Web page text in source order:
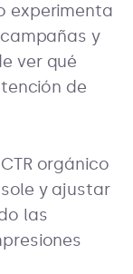
experimenta
y
ver qué
de
orgánico
y ajustar
las